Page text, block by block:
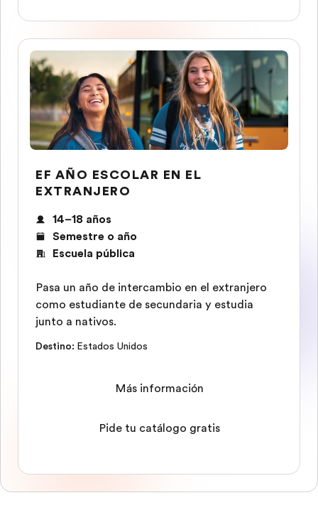
EF AÑO ESCOLAR EN EL
EXTRANJERO
14–18 años
Semestre o año
Escuela pública
Pasa un año de intercambio en el extranjero
como estudiante de secundaria y estudia
junto a nativos.
Destino: Estados Unidos
Más información
Pide tu catálogo gratis